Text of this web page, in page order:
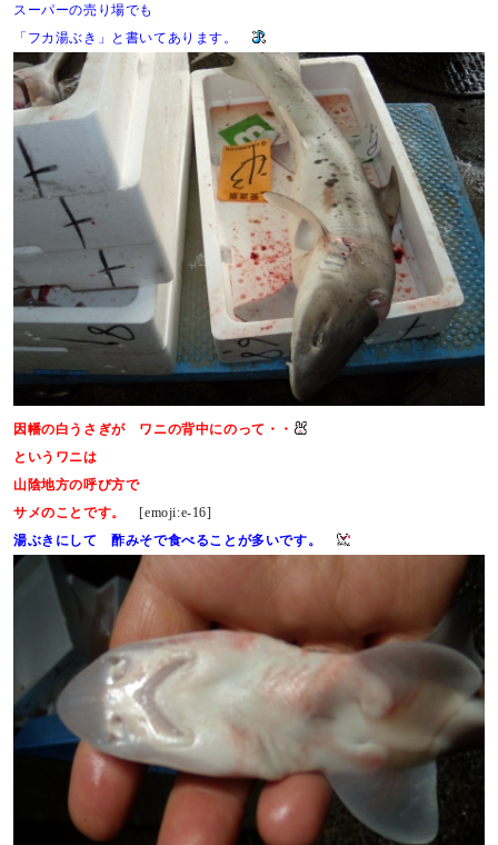
スーパーの売り場でも
「フカ湯ぶき」と書いてあります。
因幡の白うさぎが ワニの背中にのって・・
というワニは
山陰地方の呼び方で
サメのことです。
[emoji:e-16]
湯ぶきにして 酢みそで食べることが多いです。